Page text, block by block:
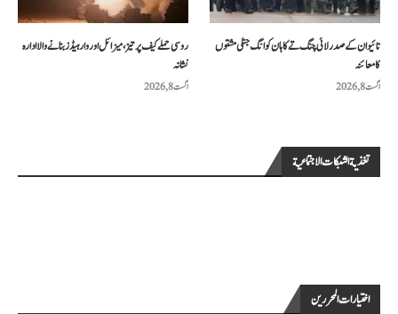
روسی حملے کیف پر تیز، میزائل اور وار ہیڈز بنانے والا ادارہ
نشانہ
اگست 8, 2026
تائیوان کے صدر لائی چنگ تے کا ہان کوانگ جنگی مشقوں
کا معائنہ
اگست 8, 2026
تغذية الشبكات الاجتماعية
اختيارات المحررين